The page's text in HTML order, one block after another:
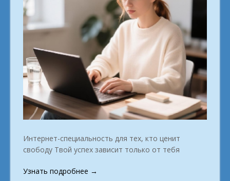
Интернет-специальность для тех, кто ценит
свободу Твой успех зависит только от тебя
Узнать подробнее «Идеи
→